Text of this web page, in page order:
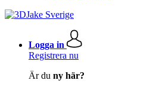
Logga in
Registrera nu
Är du ny här?